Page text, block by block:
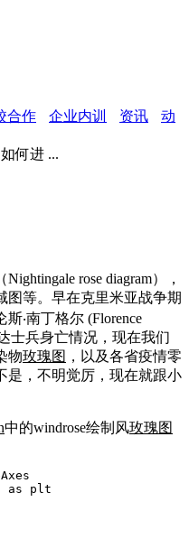
合作 企业内训 资讯
动
何进 ...
（Nightingale rose diagram），
图等。早在克里米亚战争期
‧南丁格尔 (Florence
士兵身亡情况，现在我们
物玫瑰图 ，以及各省疫情零
是，不明觉厉，现在就跟小
中的windrose绘制风玫瑰图
as plt